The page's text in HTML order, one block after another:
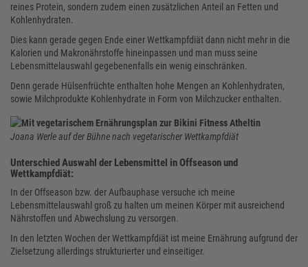
reines Protein, sondern zudem einen zusätzlichen Anteil an Fetten und
Kohlenhydraten.
Dies kann gerade gegen Ende einer Wettkampfdiät dann nicht mehr in die
Kalorien und Makronährstoffe hineinpassen und man muss seine
Lebensmittelauswahl gegebenenfalls ein wenig einschränken.
Denn gerade Hülsenfrüchte enthalten hohe Mengen an Kohlenhydraten,
sowie Milchprodukte Kohlenhydrate in Form von Milchzucker enthalten.
Joana Werle auf der Bühne nach vegetarischer Wettkampfdiät
Unterschied Auswahl der Lebensmittel in Offseason und
Wettkampfdiät:
In der Offseason bzw. der Aufbauphase versuche ich meine
Lebensmittelauswahl groß zu halten um meinen Körper mit ausreichend
Nährstoffen und Abwechslung zu versorgen.
In den letzten Wochen der Wettkampfdiät ist meine Ernährung aufgrund der
Zielsetzung allerdings strukturierter und einseitiger.